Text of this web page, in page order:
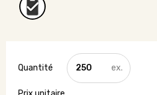
quantité
de
Porte-